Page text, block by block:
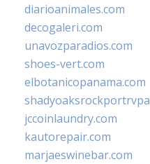
diarioanimales.com
decogaleri.com
unavozparadios.com
shoes-vert.com
elbotanicopanama.com
jccoinlaundry.com
kautorepair.com
marjaeswinebar.com